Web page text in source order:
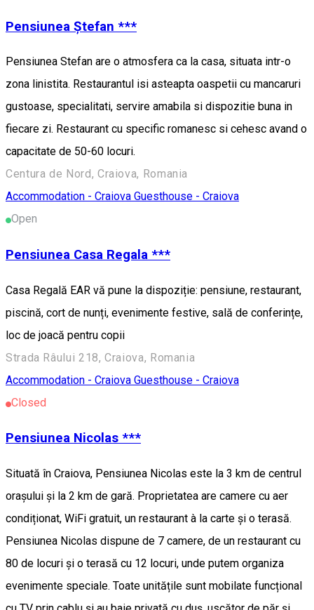
Pensiunea Ștefan ***
Pensiunea Stefan are o atmosfera ca la casa, situata intr-o
zona linistita. Restaurantul isi asteapta oaspetii cu mancaruri
gustoase, specialitati, servire amabila si dispozitie buna in
fiecare zi. Restaurant cu specific romanesc si cehesc avand o
capacitate de 50-60 locuri.
Centura de Nord, Craiova, Romania
Accommodation - Craiova Guesthouse - Craiova
Open
Pensiunea Casa Regala ***
Casa Regală EAR vă pune la dispoziție: pensiune, restaurant,
piscină, cort de nunți, evenimente festive, sală de conferințe,
loc de joacă pentru copii
Strada Râului 218, Craiova, Romania
Accommodation - Craiova Guesthouse - Craiova
Closed
Pensiunea Nicolas ***
Situată în Craiova, Pensiunea Nicolas este la 3 km de centrul
orașului și la 2 km de gară. Proprietatea are camere cu aer
condiționat, WiFi gratuit, un restaurant à la carte și o terasă.
Pensiunea Nicolas dispune de 7 camere, de un restaurant cu
80 de locuri și o terasă cu 12 locuri, unde putem organiza
evenimente speciale. Toate unitățile sunt mobilate funcțional